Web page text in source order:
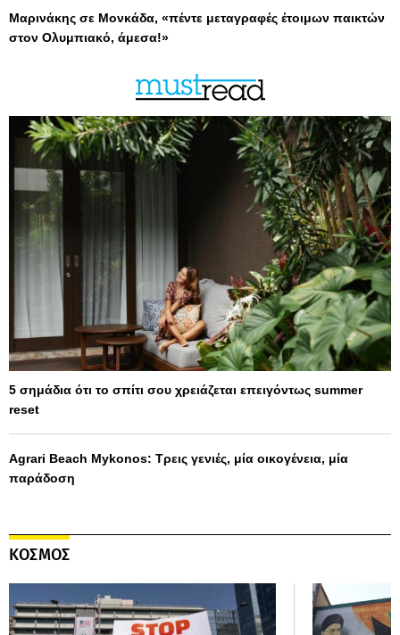
Μαρινάκης σε Μονκάδα, «πέντε μεταγραφές έτοιμων παικτών
στον Ολυμπιακό, άμεσα!»
5 σημάδια ότι το σπίτι σου χρειάζεται επειγόντως summer
reset
Agrari Beach Mykonos: Τρεις γενιές, μία οικογένεια, μία
παράδοση
ΚΟΣΜΟΣ